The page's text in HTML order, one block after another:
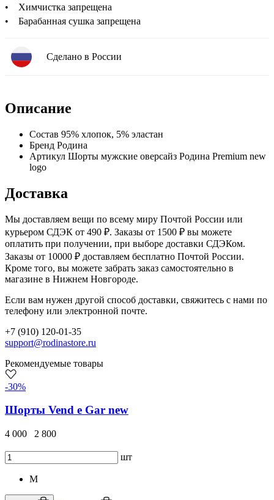
• Химчистка запрещена
• Барабанная сушка запрещена
Сделано в России
Описание
Состав 95% хлопок, 5% эластан
Бренд Родина
Артикул Шорты мужские оверсайз Родина Premium new
logo
Доставка
Мы доставляем вещи по всему миру Почтой России или
курьером СДЭК от 490 ₽. Заказы от 1500 ₽ вы можете
оплатить при получении, при выборе доставки СДЭКом.
Заказы от 10000 ₽ доставляем бесплатно Почтой России.
Кроме того, вы можете забрать заказ самостоятельно в
магазине в Нижнем Новгороде.
Если вам нужен другой способ доставки, свяжитесь с нами по
телефону или электронной почте.
+7 (910) 120-01-35
support@rodinastore.ru
Рекомендуемые товары
-30%
Шорты Vend e Gar new
4 000 2 800
шт
M